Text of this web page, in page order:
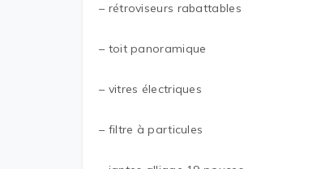
– rétroviseurs rabattables
– toit panoramique
– vitres électriques
– filtre à particules